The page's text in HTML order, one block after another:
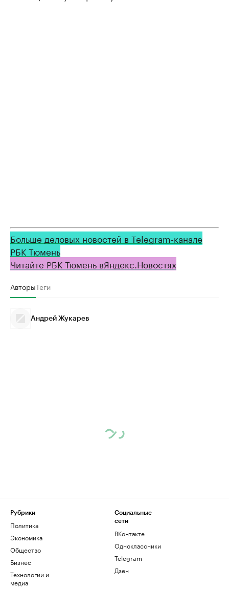
Больше деловых новостей в Telegram-канале
РБК Тюмень
Читайте РБК Тюмень вЯндекс.Новостях
АвторыТеги
Андрей Жукарев
Рубрики
Политика
Экономика
Общество
Бизнес
Технологии и
медиа
Социальные
сети
ВКонтакте
Одноклассники
Telegram
Дзен